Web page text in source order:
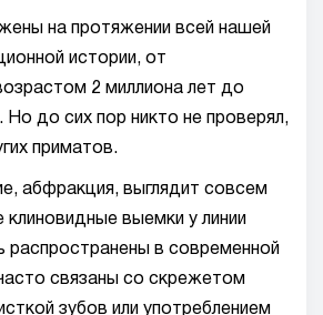
на протяжении всей нашей
истории, от
2 миллиона лет до
Но до сих пор никто не проверял,
приматов.
абфракция, выглядит совсем
клиновидные выемки у линии
распространены в современной
связаны со скрежетом
зубов или употреблением